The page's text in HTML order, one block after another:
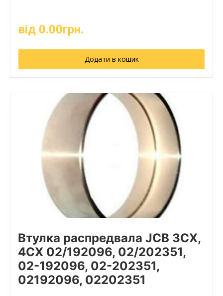
від 0.00грн.
Додати в кошик
Втулка распредвала JCB 3CX,
4CX 02/192096, 02/202351,
02-192096, 02-202351,
02192096, 02202351